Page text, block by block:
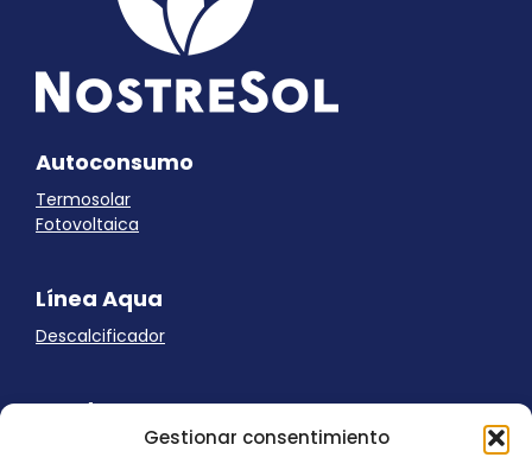
Gestionar consentimiento
Autoconsumo
Termosolar
Fotovoltaica
Línea Aqua
Descalcificador
Ayuda